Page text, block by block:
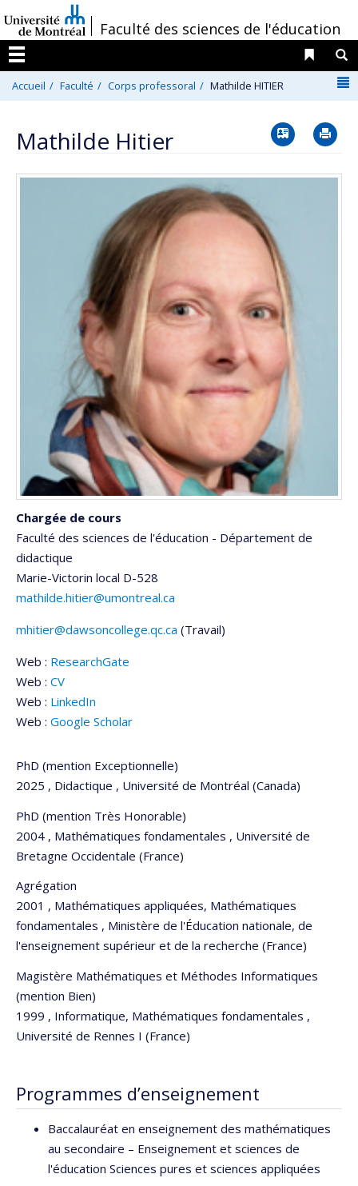
au
contenu
/Faculté des sciences de l'éducation
Menu
Liens
Accueil Faculté Corps professoral Mathilde HITIER
Mathilde Hitier Vcard
Chargée de cours
Faculté des sciences de l'éducation - Département de
didactique
Marie-Victorin local D-528
mathilde.hitier@umontreal.ca
mhitier@dawsoncollege.qc.ca (Travail)
Web : ResearchGate
Web : CV
Web : LinkedIn
Web : Google Scholar
PhD (mention Exceptionnelle)
2025 , Didactique , Université de Montréal (Canada)
PhD (mention Très Honorable)
2004 , Mathématiques fondamentales , Université de
Bretagne Occidentale (France)
Agrégation
2001 , Mathématiques appliquées, Mathématiques
fondamentales , Ministère de l'Éducation nationale, de
l'enseignement supérieur et de la recherche (France)
Magistère Mathématiques et Méthodes Informatiques
(mention Bien)
1999 , Informatique, Mathématiques fondamentales ,
Université de Rennes I (France)
Programmes d’enseignement
Baccalauréat en enseignement des mathématiques
au secondaire – Enseignement et sciences de
l'éducation Sciences pures et sciences appliquées